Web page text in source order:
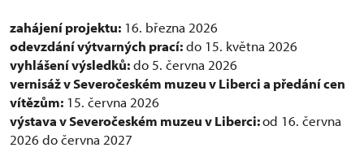
zahájení projektu: 16. března 2026
odevzdání výtvarných prací:do 15. května 2026
vyhlášení výsledků:do 5. června 2026
vernisáž v Severočeském muzeu v Liberci a předání cen
vítězům: 15. června 2026
výstava v Severočeském muzeu v Liberci:od 16. června
2026 do června 2027